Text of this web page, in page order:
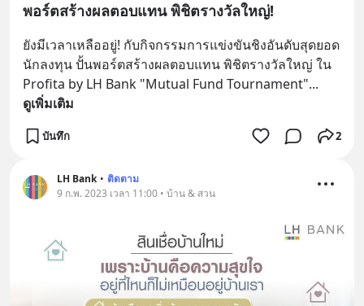
พอร์ตสร้างผลตอบแทน พิชิตรางวัลใหญ่!
ยังมีเวลาเหลืออยู่! กับกิจกรรมการแข่งขันชิงอันดับสุดยอด
นักลงทุน ปั้นพอร์ตสร้างผลตอบแทน พิชิตรางวัลใหญ่ ใน
Profita by LH Bank "Mutual Fund Tournament"...
ดูเพิ่มเติม
บันทึก 2
LH Bank • ติดตาม
9 ก.พ. 2023 เวลา 11:00 • บ้าน & สวน